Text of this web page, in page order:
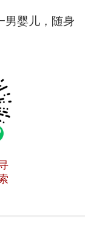
男婴儿，随身